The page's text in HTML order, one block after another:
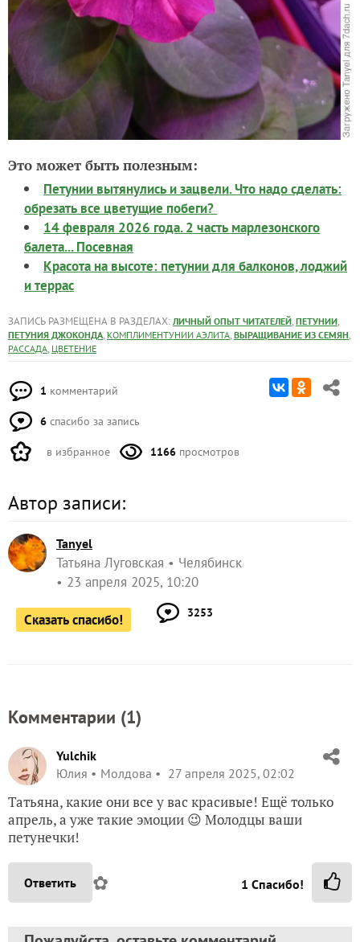
Это может быть полезным:
Петунии вытянулись и зацвели. Что надо сделать:
обрезать все цветущие побеги?
14 февраля 2026 года. 2 часть марлезонского
балета... Посевная
Красота на высоте: петунии для балконов, лоджий
и террас
ЗАПИСЬ РАЗМЕЩЕНА В РАЗДЕЛАХ: ЛИЧНЫЙ ОПЫТ ЧИТАТЕЛЕЙ, ПЕТУНИИ,
ПЕТУНИЯ ДЖОКОНДА, КОМПЛИМЕНТУНИИ АЭЛИТА, ВЫРАЩИВАНИЕ ИЗ СЕМЯН,
РАССАДА, ЦВЕТЕНИЕ
1 комментарий
6 спасибо за запись
в избранное 1166 просмотров
Автор записи:
Tanyel
Татьяна Луговская
Челябинск
23 апреля 2025, 10:20
Сказать спасибо! 3253
Комментарии (1)
Yulchik
Юлия
Молдова 27 апреля 2025, 02:02
Татьяна, какие они все у вас красивые! Ещё только
апрель, а уже такие эмоции 😉 Молодцы ваши
петунечки!
Ответить ✿ 1 Спасибо!